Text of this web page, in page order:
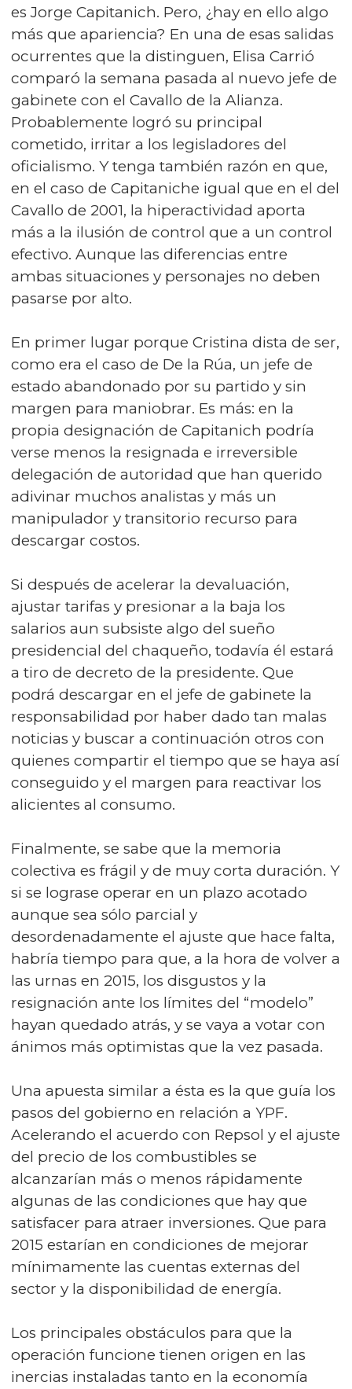
es Jorge Capitanich. Pero, ¿hay en ello algo
más que apariencia? En una de esas salidas
ocurrentes que la distinguen, Elisa Carrió
comparó la semana pasada al nuevo jefe de
gabinete con el Cavallo de la Alianza.
Probablemente logró su principal
cometido, irritar a los legisladores del
oficialismo. Y tenga también razón en que,
en el caso de Capitaniche igual que en el del
Cavallo de 2001, la hiperactividad aporta
más a la ilusión de control que a un control
efectivo. Aunque las diferencias entre
ambas situaciones y personajes no deben
pasarse por alto.
En primer lugar porque Cristina dista de ser,
como era el caso de De la Rúa, un jefe de
estado abandonado por su partido y sin
margen para maniobrar. Es más: en la
propia designación de Capitanich podría
verse menos la resignada e irreversible
delegación de autoridad que han querido
adivinar muchos analistas y más un
manipulador y transitorio recurso para
descargar costos.
Si después de acelerar la devaluación,
ajustar tarifas y presionar a la baja los
salarios aun subsiste algo del sueño
presidencial del chaqueño, todavía él estará
a tiro de decreto de la presidente. Que
podrá descargar en el jefe de gabinete la
responsabilidad por haber dado tan malas
noticias y buscar a continuación otros con
quienes compartir el tiempo que se haya así
conseguido y el margen para reactivar los
alicientes al consumo.
Finalmente, se sabe que la memoria
colectiva es frágil y de muy corta duración. Y
si se lograse operar en un plazo acotado
aunque sea sólo parcial y
desordenadamente el ajuste que hace falta,
habría tiempo para que, a la hora de volver a
las urnas en 2015, los disgustos y la
resignación ante los límites del “modelo”
hayan quedado atrás, y se vaya a votar con
ánimos más optimistas que la vez pasada.
Una apuesta similar a ésta es la que guía los
pasos del gobierno en relación a YPF.
Acelerando el acuerdo con Repsol y el ajuste
del precio de los combustibles se
alcanzarían más o menos rápidamente
algunas de las condiciones que hay que
satisfacer para atraer inversiones. Que para
2015 estarían en condiciones de mejorar
mínimamente las cuentas externas del
sector y la disponibilidad de energía.
Los principales obstáculos para que la
operación funcione tienen origen en las
inercias instaladas tanto en la economía